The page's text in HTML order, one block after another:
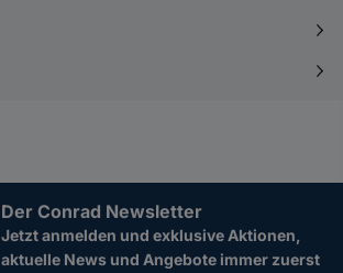
Der Conrad Newsletter
Jetzt anmelden und exklusive Aktionen,
aktuelle News und Angebote immer zuerst